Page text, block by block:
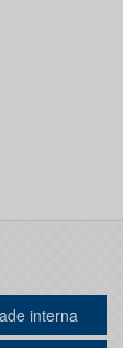
interna